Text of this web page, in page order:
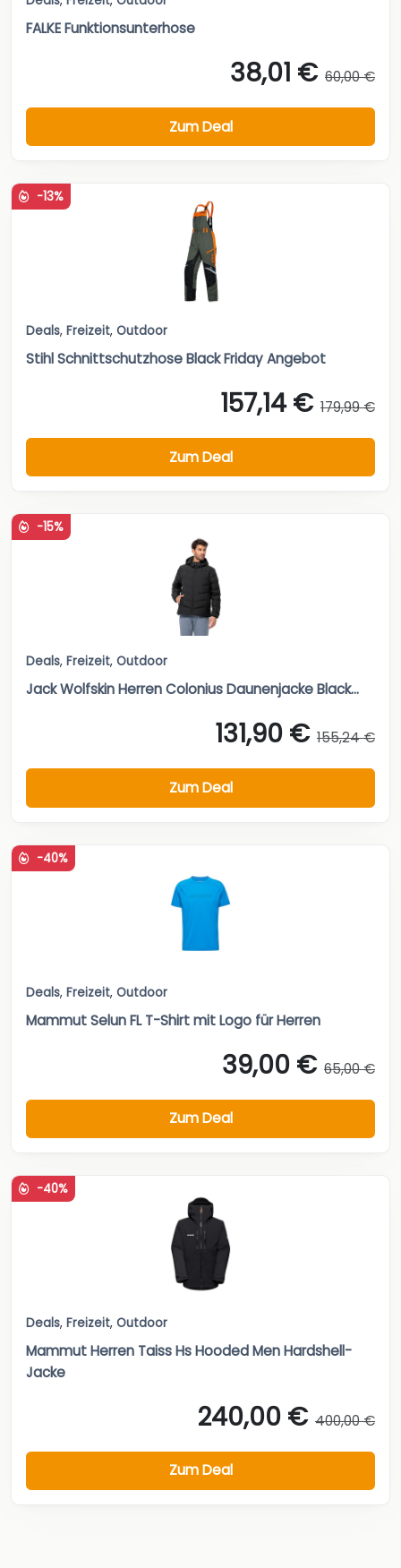
FALKE Funktionsunterhose
38,01 € 60,00 €
Zum Deal
-13%
Deals, Freizeit, Outdoor
Stihl Schnittschutzhose Black Friday Angebot
157,14 € 179,99 €
Zum Deal
-15%
Deals, Freizeit, Outdoor
Jack Wolfskin Herren Colonius Daunenjacke Black...
131,90 € 155,24 €
Zum Deal
-40%
Deals, Freizeit, Outdoor
Mammut Selun FL T-Shirt mit Logo für Herren
39,00 € 65,00 €
Zum Deal
-40%
Deals, Freizeit, Outdoor
Mammut Herren Taiss Hs Hooded Men Hardshell-
Jacke
240,00 € 400,00 €
Zum Deal